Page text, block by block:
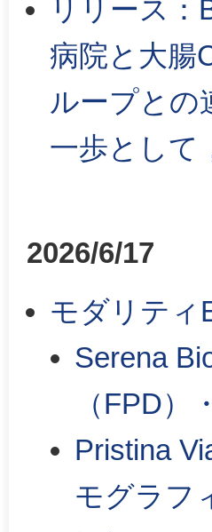
リリース：
病院と大腸
ループとの
一歩として
2026/6/17
モダリティ
Serena
（FPD
Pristina
モグラフ